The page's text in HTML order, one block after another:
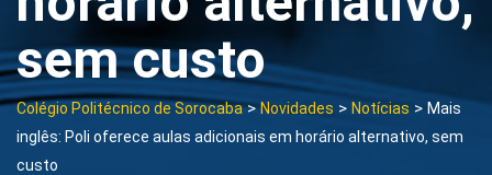
sem custo
Colégio Politécnico de Sorocaba>Novidades > Notícias > Mais
inglês: Poli oferece aulas adicionais em horário alternativo, sem
custo